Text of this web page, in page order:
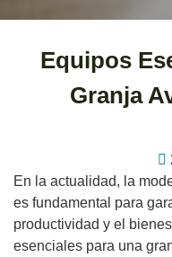
Equipos
Granja
En la actualidad, la
es fundamental para
productividad y el
esenciales para una